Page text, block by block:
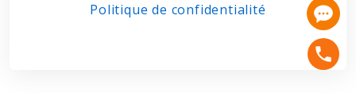
Politique de confidentialité